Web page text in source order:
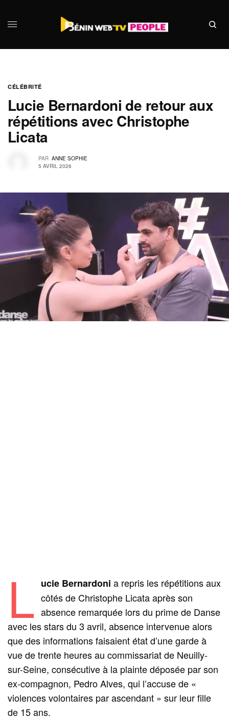
CÉLÉBRITÉ
Lucie Bernardoni de retour aux
répétitions avec Christophe
Licata
PAR ANNE SOPHIE
5 AVRIL 2026
L ucie Bernardoni a repris les répétitions aux
côtés de Christophe Licata après son
absence remarquée lors du prime de Danse
avec les stars du 3 avril, absence intervenue alors
que des informations faisaient état d’une garde à
vue de trente heures au commissariat de Neuilly-
sur-Seine, consécutive à la plainte déposée par son
ex-compagnon, Pedro Alves, qui l’accuse de «
violences volontaires par ascendant » sur leur fille
de 15 ans.